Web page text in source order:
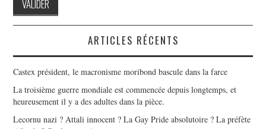
ARTICLES RÉCENTS
Castex président, le macronisme moribond bascule dans la farce
La troisième guerre mondiale est commencée depuis longtemps, et
heureusement il y a des adultes dans la pièce.
Lecornu nazi ? Attali innocent ? La Gay Pride absolutoire ? La préfète